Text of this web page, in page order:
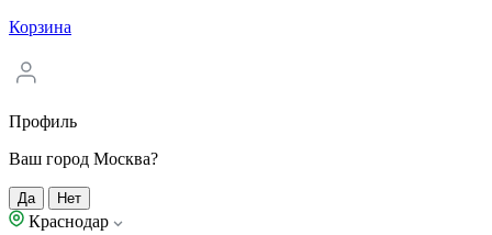
Корзина
Профиль
Ваш город Москва?
Да Нет
Краснодар